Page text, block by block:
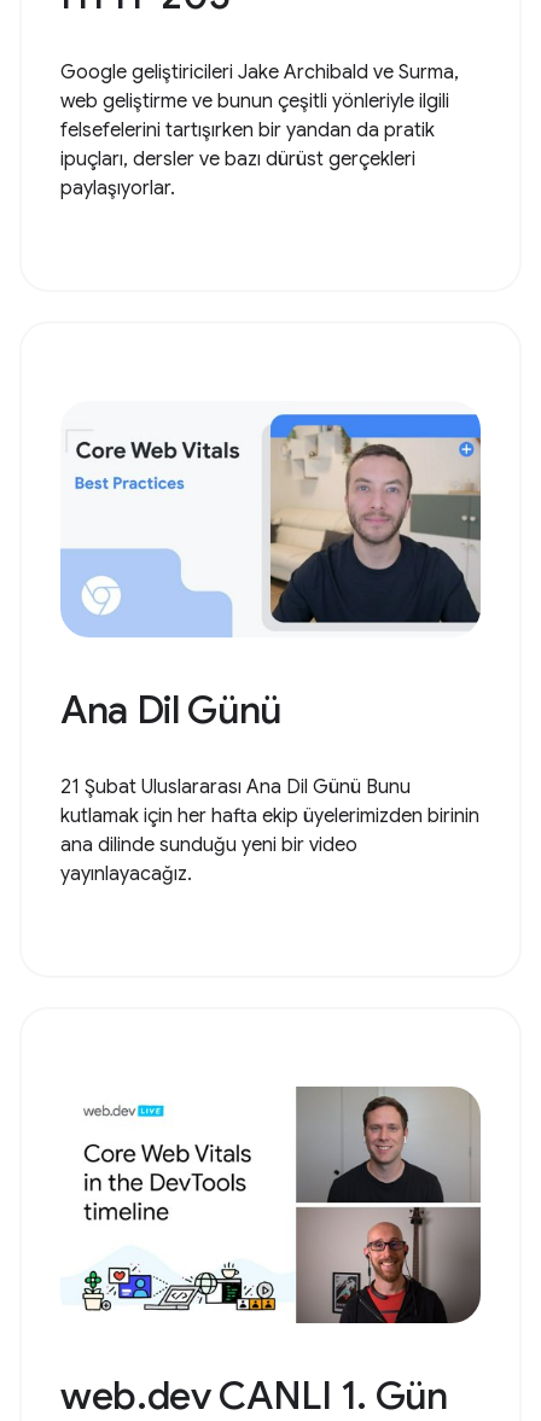
Google geliştiricileri Jake Archibald ve Surma,
web geliştirme ve bunun çeşitli yönleriyle ilgili
felsefelerini tartışırken bir yandan da pratik
ipuçları, dersler ve bazı dürüst gerçekleri
paylaşıyorlar.
Ana Dil Günü
21 Şubat Uluslararası Ana Dil Günü Bunu
kutlamak için her hafta ekip üyelerimizden birinin
ana dilinde sunduğu yeni bir video
yayınlayacağız.
web.dev CANLI 1. Gün